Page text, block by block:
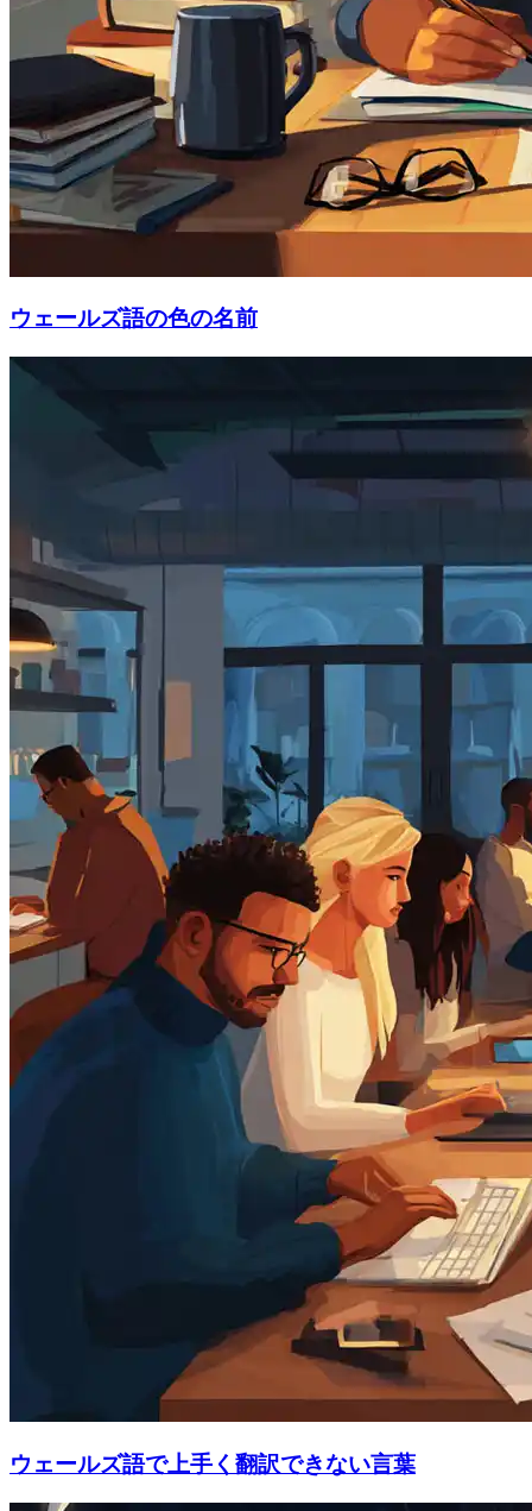
ウェールズ語の色の名前
ウェールズ語で上手く翻訳できない言葉